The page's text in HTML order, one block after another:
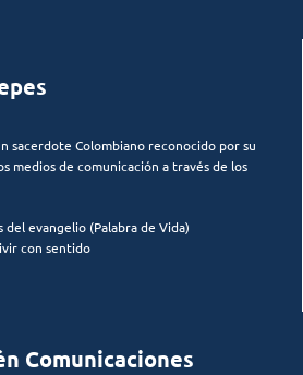
sacerdote Colombiano reconocido por su
medios de comunicación a través de los
del evangelio (Palabra de Vida)
con sentido
Comunicaciones